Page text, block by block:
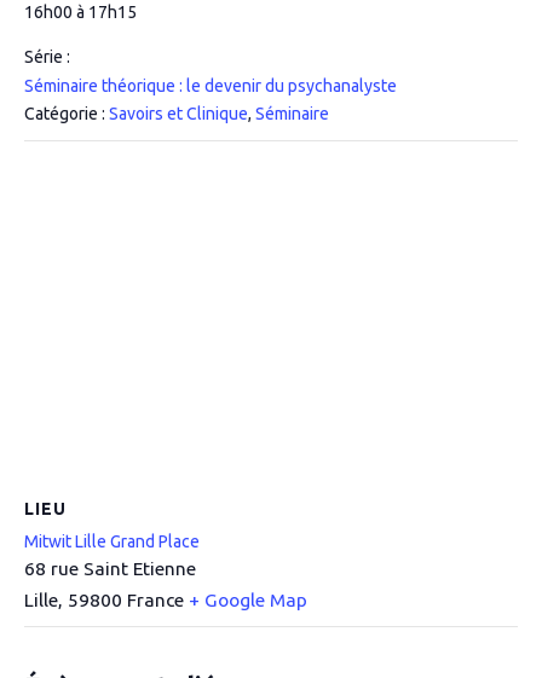
16h00 à 17h15
Série :
Séminaire théorique : le devenir du psychanalyste
Catégorie : Savoirs et Clinique, Séminaire
LIEU
Mitwit Lille Grand Place
68 rue Saint Etienne
Lille, 59800 France + Google Map